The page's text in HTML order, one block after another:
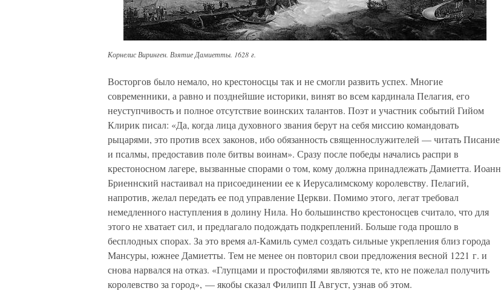
Корнелис Виринген. Взятие Дамиетты. 1628 г.
Восторгов было немало, но крестоносцы так и не смогли развить успех. Многие
современники, а равно и позднейшие историки, винят во всем кардинала Пелагия, его
неуступчивость и полное отсутствие воинских талантов. Поэт и участник событий Гийом
Клирик писал: «Да, когда лица духовного звания берут на себя миссию командовать
рыцарями, это против всех законов, ибо обязанность священнослужителей — читать Писание
и псалмы, предоставив поле битвы воинам». Сразу после победы начались распри в
крестоносном лагере, вызванные спорами о том, кому должна принадлежать Дамиетта. Иоанн
Бриеннский настаивал на присоединении ее к Иерусалимскому королевству. Пелагий,
напротив, желал передать ее под управление Церкви. Помимо этого, легат требовал
немедленного наступления в долину Нила. Но большинство крестоносцев считало, что для
этого не хватает сил, и предлагало подождать подкреплений. Больше года прошло в
бесплодных спорах. За это время ал-Камиль сумел создать сильные укрепления близ города
Мансуры, южнее Дамиетты. Тем не менее он повторил свои предложения весной 1221 г. и
снова нарвался на отказ. «Глупцами и простофилями являются те, кто не пожелал получить
королевство за город», — якобы сказал Филипп II Август, узнав об этом.